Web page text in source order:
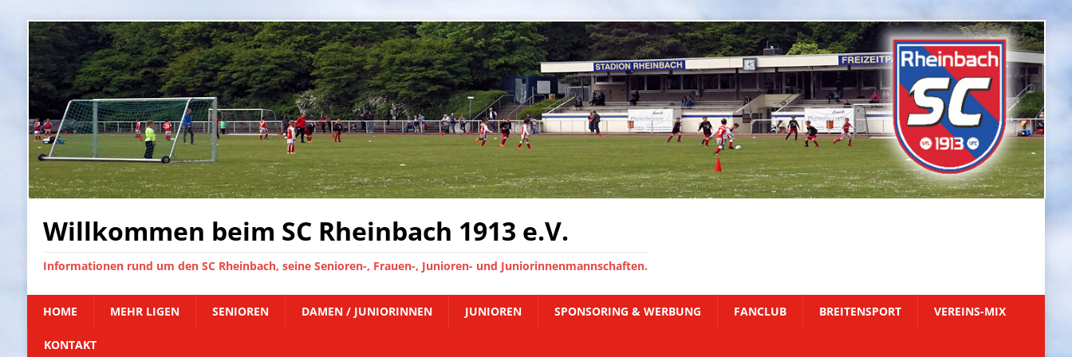
Willkommen beim SC Rheinbach 1913 e.V.
Informationen rund um den SC Rheinbach, seine Senioren-, Frauen-, Junioren- und Juniorinnenmannschaften.
HOME MEHR LIGEN SENIOREN DAMEN / JUNIORINNEN JUNIOREN SPONSORING & WERBUNG FANCLUB BREITENSPORT VEREINS-MIX
KONTAKT